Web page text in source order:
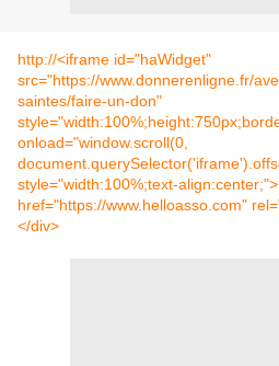
http://<iframe id="haWidget"
src="https://www.donnerenligne.fr/
saintes/faire-un-don"
onload="window.scroll(0,
style="width:100%;text-
href="https://www.helloasso.com"
</div>